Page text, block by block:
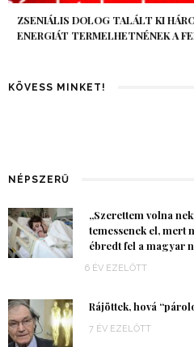
AZ AI-VILÁGVÉGE ÁRNYÉKA,
EGÉSZ VILÁG MEGÉREZTE…
KÖVESS MINKET!
NÉPSZERŰ
„Szerettem volna
temessenek el, mert
ébredt fel a magyar
6 ÉV EZELŐTT
Rájöttek, hová
7 ÉV EZELŐTT